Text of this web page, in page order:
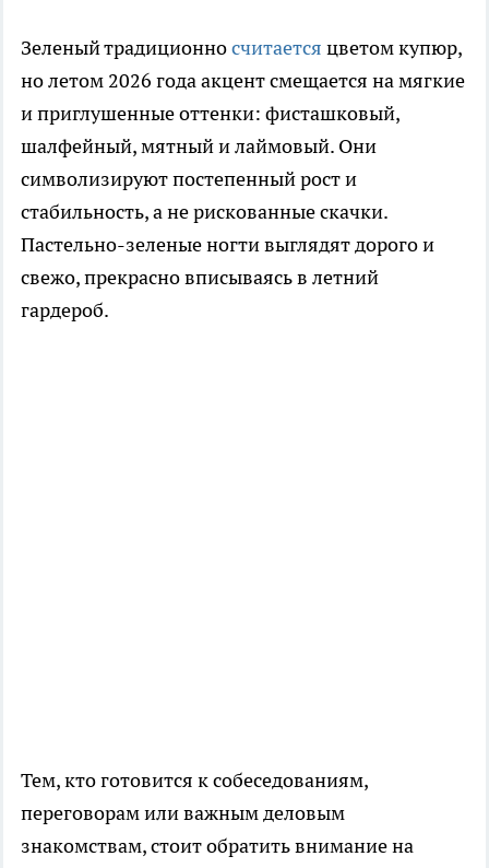
Зеленый традиционносчитается цветом купюр,
но летом 2026 года акцент смещается на мягкие
и приглушенные оттенки: фисташковый,
шалфейный, мятный и лаймовый. Они
символизируют постепенный рост и
стабильность, а не рискованные скачки.
Пастельно-зеленые ногти выглядят дорого и
свежо, прекрасно вписываясь в летний
гардероб.
Тем, кто готовится к собеседованиям,
переговорам или важным деловым
знакомствам, стоит обратить внимание на